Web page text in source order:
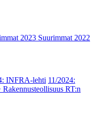
2023 Suurimmat 2022
INFRA-lehti 11/2024:
Rakennusteollisuus RT:n